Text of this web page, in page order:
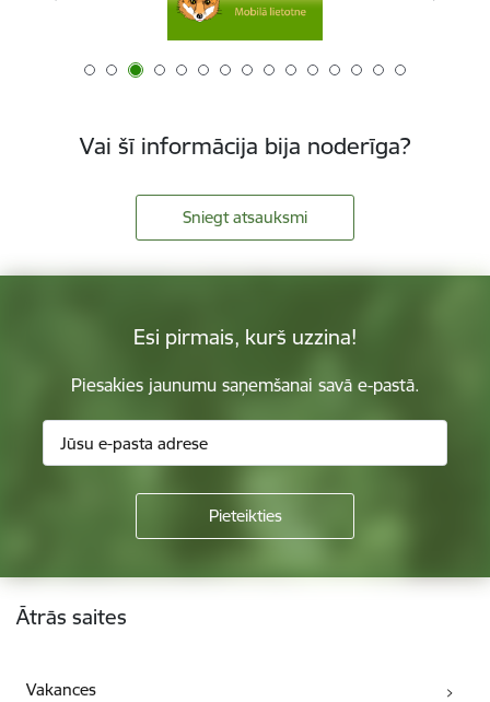
Vai šī informācija bija noderīga?
Sniegt atsauksmi
Esi pirmais, kurš uzzina!
Piesakies jaunumu saņemšanai savā e-pastā.
Kājene
Ātrās saites
Vakances